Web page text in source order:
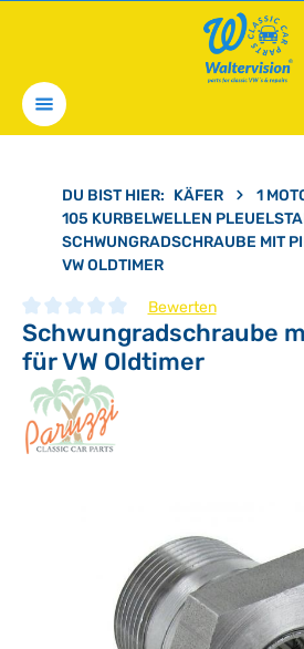
DU BIST HIER: KÄFER
1
105 KURBELWELLEN
SCHWUNGRADSCHRAUBE MIT
VW OLDTIMER
Durchschnittliche Bewertung von 0
Bewerten
Schwungradschraube
für VW Oldtimer